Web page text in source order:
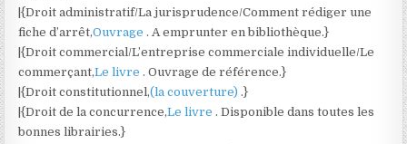
|{Droit administratif/La jurisprudence/Comment rédiger une
fiche d’arrêt,Ouvrage. A emprunter en bibliothèque.}
|{Droit commercial/L’entreprise commerciale individuelle/Le
commerçant,Le livre. Ouvrage de référence.}
|{Droit constitutionnel,(la couverture).}
|{Droit de la concurrence,Le livre. Disponible dans toutes les
bonnes librairies.}